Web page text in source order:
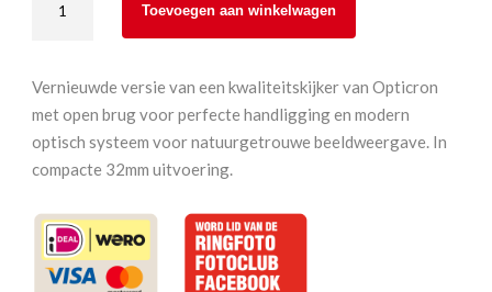
Verano
VHD
8x32
aantal
Toevoegen aan winkelwagen
Vernieuwde versie van een kwaliteitskijker van Opticron
met open brug voor perfecte handligging en modern
optisch systeem voor natuurgetrouwe beeldweergave. In
compacte 32mm uitvoering.